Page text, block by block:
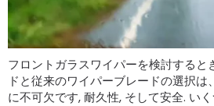
フロントガラスワイパーを検討すると
ドと従来のワイパーブレードの選択
に不可欠です, 耐久性, そして安全. い